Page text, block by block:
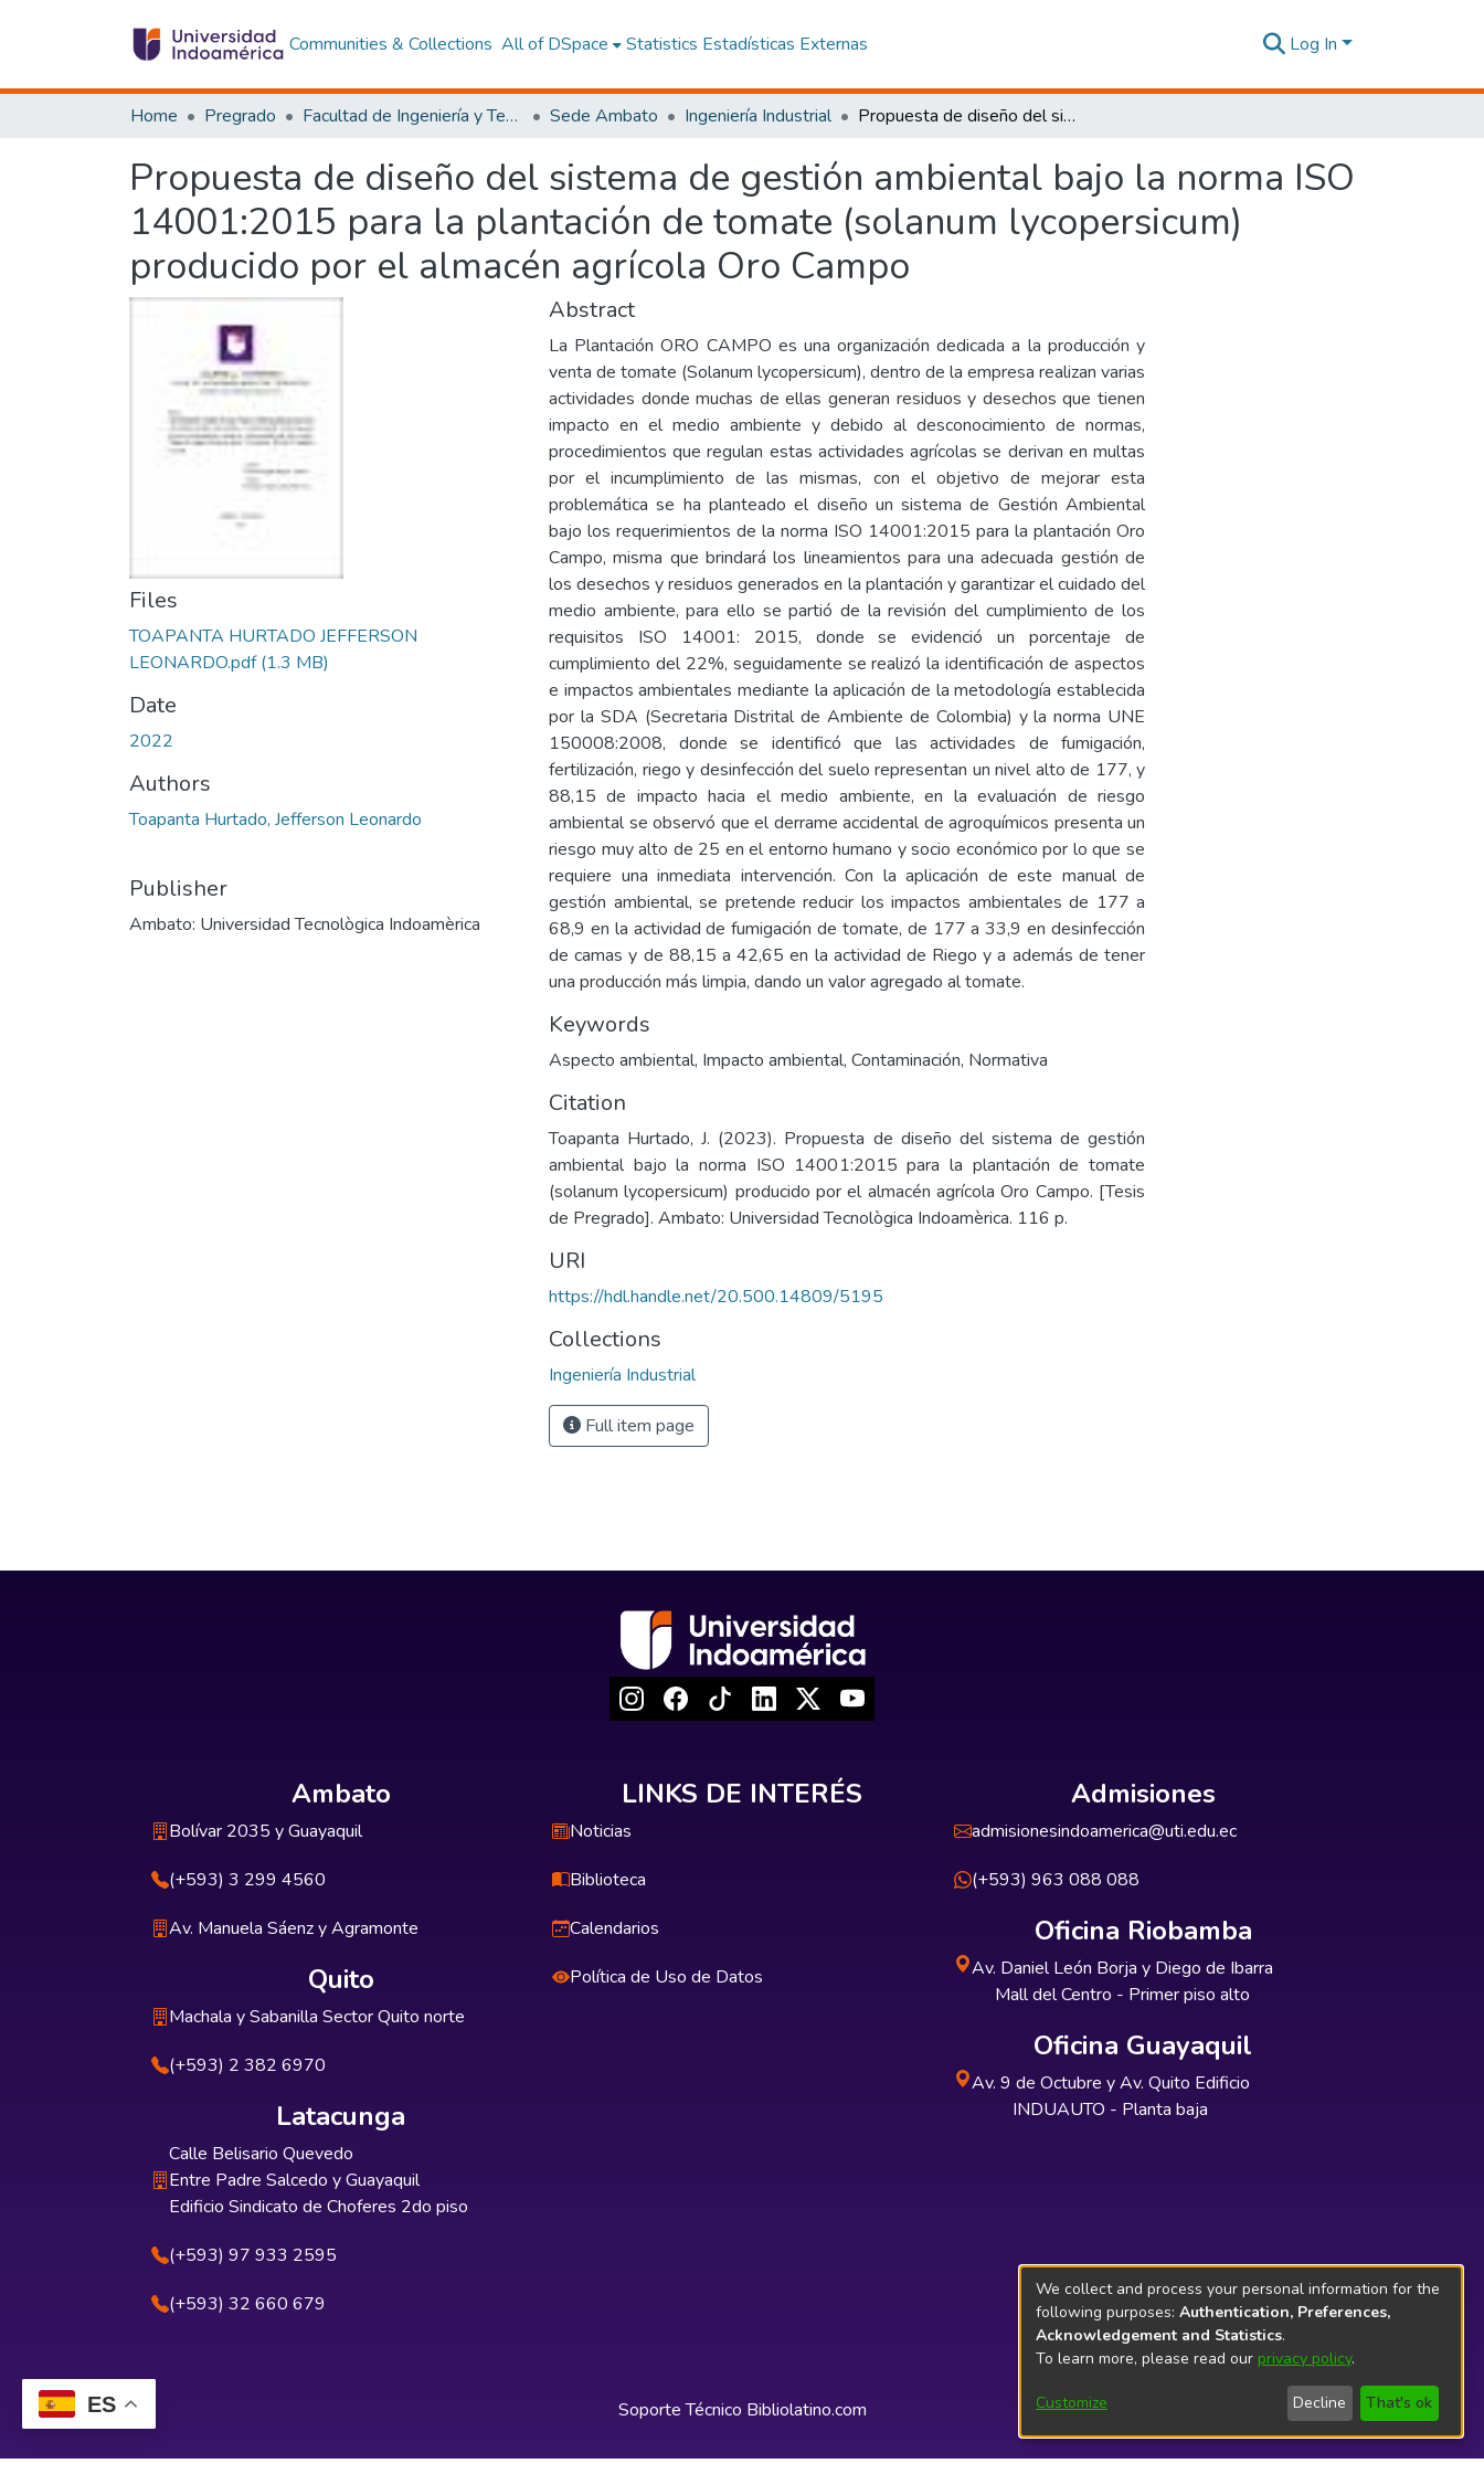
ES
Communities & Collections All of DSpace Statistics Estadísticas Externas Log In
Home Pregrado Facultad de Ingeniería y Tecnologías de la Información y la Comunicación Sede Ambato Ingeniería Industrial Propuesta de diseño del sistema de gestión ambiental bajo la norma ISO 14001:2015 para la plantación de tomate (solanum lycopersicum) producido por el almacén agrícola Oro Campo
Propuesta de diseño del sistema de gestión ambiental bajo la norma ISO
14001:2015 para la plantación de tomate (solanum lycopersicum)
producido por el almacén agrícola Oro Campo
Files
TOAPANTA HURTADO JEFFERSON
LEONARDO.pdf(1.3 MB)
Date
2022
Authors
Toapanta Hurtado, Jefferson Leonardo
Publisher
Ambato: Universidad Tecnològica Indoamèrica
Abstract
La Plantación ORO CAMPO es una organización dedicada a la producción y
venta de tomate (Solanum lycopersicum), dentro de la empresa realizan varias
actividades donde muchas de ellas generan residuos y desechos que tienen
impacto en el medio ambiente y debido al desconocimiento de normas,
procedimientos que regulan estas actividades agrícolas se derivan en multas
por el incumplimiento de las mismas, con el objetivo de mejorar esta
problemática se ha planteado el diseño un sistema de Gestión Ambiental
bajo los requerimientos de la norma ISO 14001:2015 para la plantación Oro
Campo, misma que brindará los lineamientos para una adecuada gestión de
los desechos y residuos generados en la plantación y garantizar el cuidado del
medio ambiente, para ello se partió de la revisión del cumplimiento de los
requisitos ISO 14001: 2015, donde se evidenció un porcentaje de
cumplimiento del 22%, seguidamente se realizó la identificación de aspectos
e impactos ambientales mediante la aplicación de la metodología establecida
por la SDA (Secretaria Distrital de Ambiente de Colombia) y la norma UNE
150008:2008, donde se identificó que las actividades de fumigación,
fertilización, riego y desinfección del suelo representan un nivel alto de 177, y
88,15 de impacto hacia el medio ambiente, en la evaluación de riesgo
ambiental se observó que el derrame accidental de agroquímicos presenta un
riesgo muy alto de 25 en el entorno humano y socio económico por lo que se
requiere una inmediata intervención. Con la aplicación de este manual de
gestión ambiental, se pretende reducir los impactos ambientales de 177 a
68,9 en la actividad de fumigación de tomate, de 177 a 33,9 en desinfección
de camas y de 88,15 a 42,65 en la actividad de Riego y a además de tener
una producción más limpia, dando un valor agregado al tomate.
Keywords
Aspecto ambiental, Impacto ambiental, Contaminación, Normativa
Citation
Toapanta Hurtado, J. (2023). Propuesta de diseño del sistema de gestión
ambiental bajo la norma ISO 14001:2015 para la plantación de tomate
(solanum lycopersicum) producido por el almacén agrícola Oro Campo. [Tesis
de Pregrado]. Ambato: Universidad Tecnològica Indoamèrica. 116 p.
URI
https://hdl.handle.net/20.500.14809/5195
Collections
Ingeniería Industrial
Full item page
Ambato
Bolívar 2035 y Guayaquil
(+593) 3 299 4560
Av. Manuela Sáenz y Agramonte
Quito
Machala y Sabanilla Sector Quito norte
(+593) 2 382 6970
Latacunga
Calle Belisario Quevedo
Entre Padre Salcedo y Guayaquil
Edificio Sindicato de Choferes 2do piso
(+593) 97 933 2595
(+593) 32 660 679
LINKS DE INTERÉS
Noticias
Biblioteca
Calendarios
Política de Uso de Datos
Admisiones
admisionesindoamerica@uti.edu.ec
(+593) 963 088 088
Oficina Riobamba
Av. Daniel León Borja y Diego de Ibarra
Mall del Centro - Primer piso alto
Oficina Guayaquil
Av. 9 de Octubre y Av. Quito Edificio
INDUAUTO - Planta baja
Soporte Técnico Bibliolatino.com
We collect and process your personal information for the
following purposes: Authentication, Preferences,
Acknowledgement and Statistics.
To learn more, please read our privacy policy.
Customize Decline That's ok